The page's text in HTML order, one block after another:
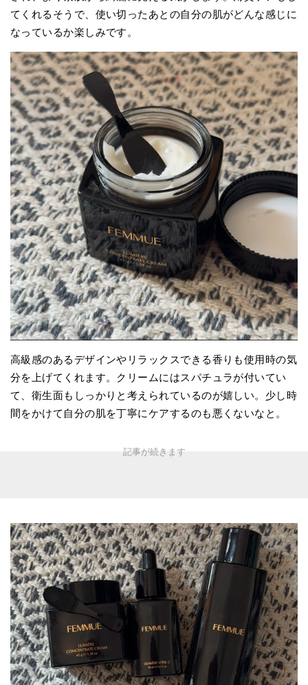
てくれるそうで、使い切ったあとの自分の肌がどんな感じに
なっているか楽しみです。
高級感のあるデザインやリラックスできる香りも使用時の気
分を上げてくれます。クリームにはスパチュラが付いてい
て、衛生面もしっかりと考えられているのが嬉しい。少し時
間をかけて自分の肌を丁寧にケアするのも悪くないなと。